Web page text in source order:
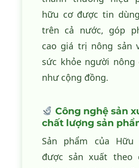
hữu cơ được tin
trên cả nước, góp
cao giá trị nông sản
sức khỏe người nông
như cộng đồng.
Công nghệ sản
chất lượng sản
Sản phẩm của Hữu
được sản xuất theo